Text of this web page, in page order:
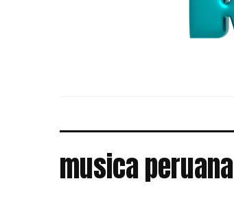
musica peruana